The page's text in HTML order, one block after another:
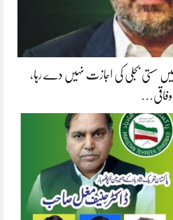
سستی بجلی کی اجازت نہیں دے رہا،
وفاقی…